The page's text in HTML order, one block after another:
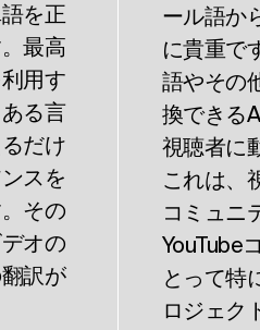
を正
最高
用す
る言
だけ
スを
その
オの
訳が
ール語か
に貴重で
語やその
換できる
視聴者に
これは、
コミュニ
YouTube
とって特
ロジェク